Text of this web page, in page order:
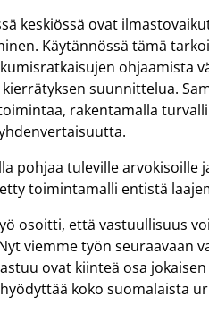
keskiössä ovat
Käytännössä tämä
ohjaamista
suunnittelua.
rakentamalla
pohjaa tuleville arvokisoille
toimintamalli entistä
osoitti, että vastuullisuus
viemme työn seuraavaan
ovat kiinteä osa
koko suomalaista